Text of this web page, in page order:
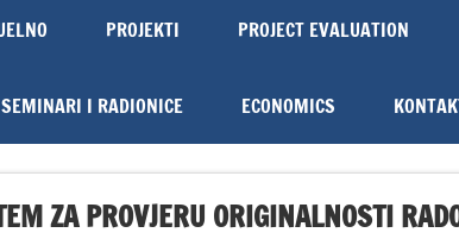
PROJEKTI PROJECT EVALUATION
SEMINARI I RADIONICE ECONOMICS
ZA PROVJERU ORIGINALNOSTI